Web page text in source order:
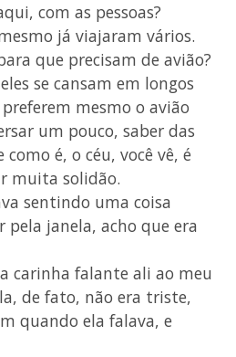
com as pessoas?
já viajaram vários.
que precisam de avião?
se cansam em longos
mesmo o avião
um pouco, saber das
é, o céu, você vê, é
muita solidão.
sentindo uma coisa
pela janela, acho que era
carinha falante ali ao meu
de fato, não era triste,
quando ela falava, e